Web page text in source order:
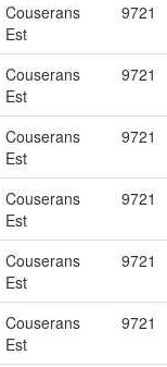
Couserans
Est
9721
Couserans
Est
9721
Couserans
Est
9721
Couserans
Est
9721
Couserans
Est
9721
Couserans
Est
9721